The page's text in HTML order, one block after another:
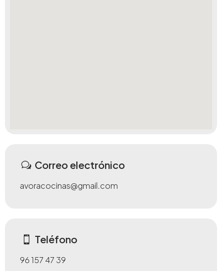
Correo electrónico
avoracocinas@gmail.com
Teléfono
96 157 47 39